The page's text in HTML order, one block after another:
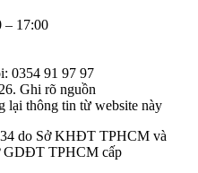
– 17:00
0354 91 97 97
Ghi rõ nguồn
thông tin từ website này
do Sở KHĐT TPHCM và
TPHCM cấp